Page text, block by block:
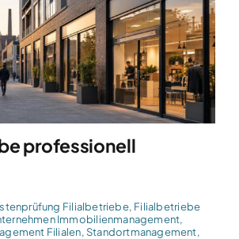
professionell
Filialbetriebe, Filialbetriebe
Immobilienmanagement,
Filialen, Standortmanagement,